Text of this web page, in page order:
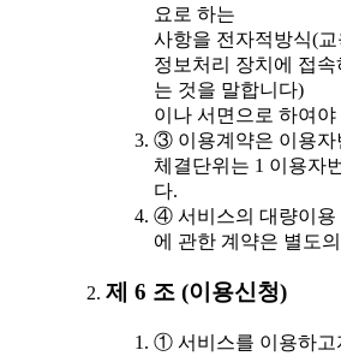
요로 하는
사항을 전자적방식(
정보처리 장치에 접
는 것을 말합니다)
이나 서면으로 하여야
③ 이용계약은 이용자
체결단위는 1 이용자
다.
④ 서비스의 대량이용
에 관한 계약은 별도
제 6 조 (이용신청)
① 서비스를 이용하고